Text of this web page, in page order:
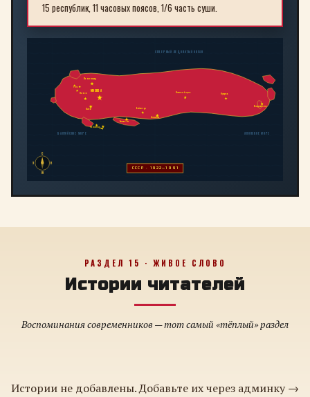
15 республик, 11 часовых поясов, 1/6 часть суши.
МОСКВА
Ленинград
Киев
Минск
Ташкент
Алма-Ата
Байконур
Новосибирск Иркутск
Владивосток
ТбилисиБаку
Рига
С
Ю
З
В
СССР · 1922—1991
БАЛТИЙСКОЕ МОРЕ
СЕВЕРНЫЙ ЛЕДОВИТЫЙ ОКЕАН
ЯПОНСКОЕ МОРЕ
РАЗДЕЛ 15 · ЖИВОЕ СЛОВО
Истории читателей
Воспоминания современников — тот самый «тёплый» раздел
Истории не добавлены. Добавьте их через админку →